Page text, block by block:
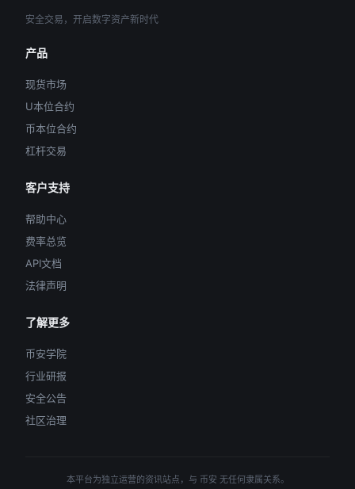
安全交易，开启数字资产新时代
产品
现货市场
U本位合约
币本位合约
杠杆交易
客户支持
帮助中心
费率总览
API文档
法律声明
了解更多
币安学院
行业研报
安全公告
社区治理
本平台为独立运营的资讯站点，与 币安 无任何隶属关系。